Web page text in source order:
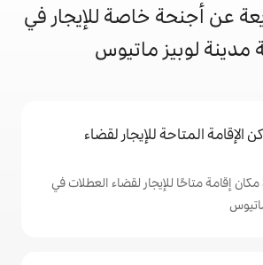
في
العطلات في